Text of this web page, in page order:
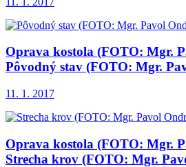
Oprava kostola (FOTO: Mgr.
Pôvodný stav (FOTO: Mgr.
11. 1. 2017
Oprava kostola (FOTO: Mgr.
Strecha krov (FOTO: Mgr.